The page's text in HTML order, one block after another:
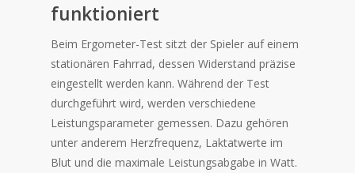
funktioniert
Beim Ergometer-Test sitzt der Spieler auf einem
stationären Fahrrad, dessen Widerstand präzise
eingestellt werden kann. Während der Test
durchgeführt wird, werden verschiedene
Leistungsparameter gemessen. Dazu gehören
unter anderem Herzfrequenz, Laktatwerte im
Blut und die maximale Leistungsabgabe in Watt.